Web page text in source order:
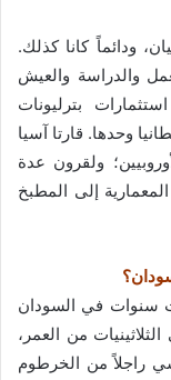
ودائماً كانا كذلك.
والدراسة والعيش
بترليونات
وحدها. قارتا آسيا
ولقرون عدة
إلى المطبخ
سنوات في السودان
من العمر،
عندما كنت أمشي راجلاً من الخرطوم